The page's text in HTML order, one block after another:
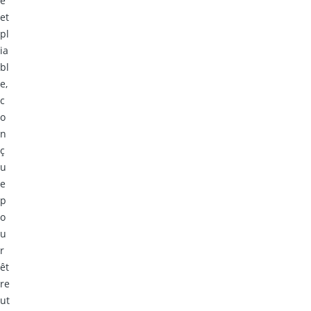
et
pl
ia
bl
e,
c
o
n
ç
u
e
p
o
u
r
êt
re
ut